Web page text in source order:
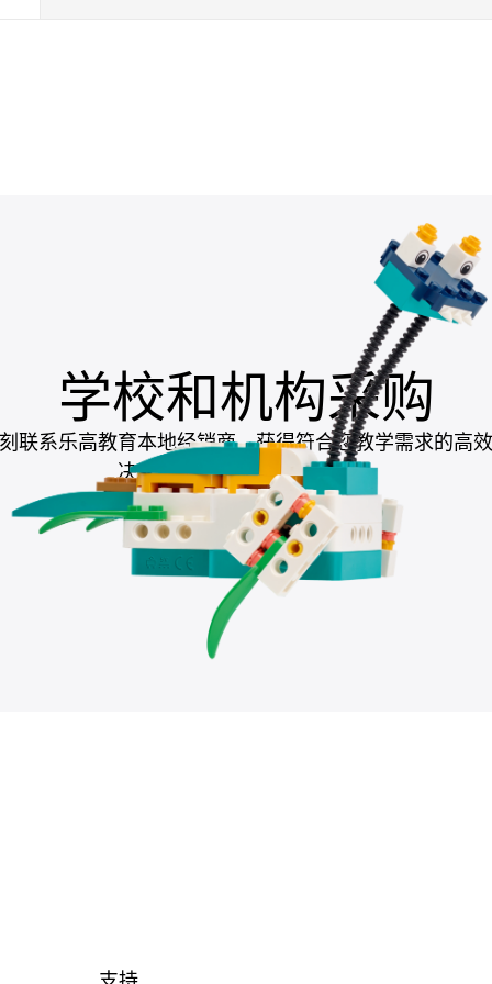
学校和机构采购
联系乐高教育本地经销商，获得符合您教学需求的高
决方案，助力提升教学成果。
联系本地经销商